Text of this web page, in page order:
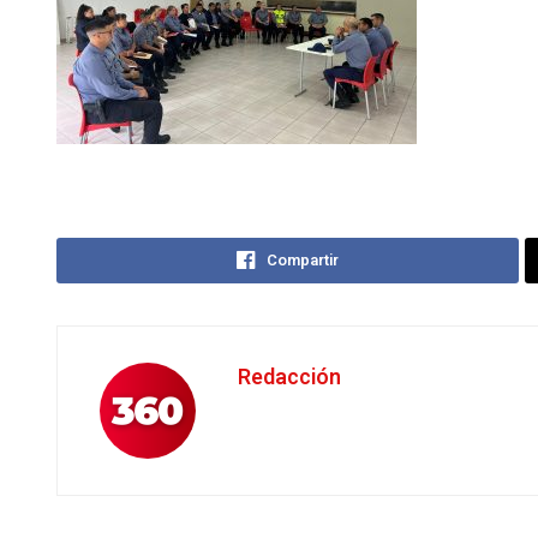
Compartir
Redacción